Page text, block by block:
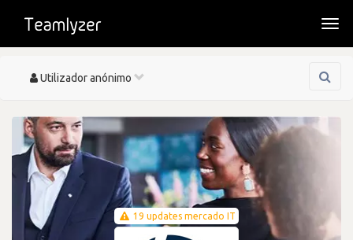
Toggle
Utilizador anónimo
19 updates mercado IT